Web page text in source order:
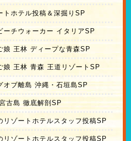
トホテル投稿＆深掘りSP
ーチウォーカー イタリアSP
娘 王林 ディープな青森SP
娘 王林 青森 王道リゾートSP
オブ離島 沖縄・石垣島SP
古島 徹底解剖SP
リゾートホテルスタッフ投稿SP
リゾートホテルスタッフ投稿SP